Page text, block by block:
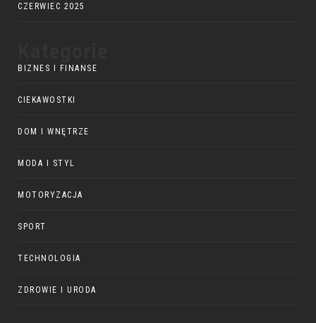
CZERWIEC 2025
BIZNES I FINANSE
CIEKAWOSTKI
DOM I WNĘTRZE
MODA I STYL
MOTORYZACJA
SPORT
TECHNOLOGIA
ZDROWIE I URODA